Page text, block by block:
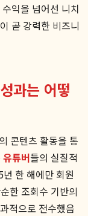
익을 넘어선 니치
곧 강력한 비즈니
과는 어떻
콘텐츠 활동을 통
유튜버들의 실질적
한 해에만 회원
한 조회수 기반의
적으로 전수했음